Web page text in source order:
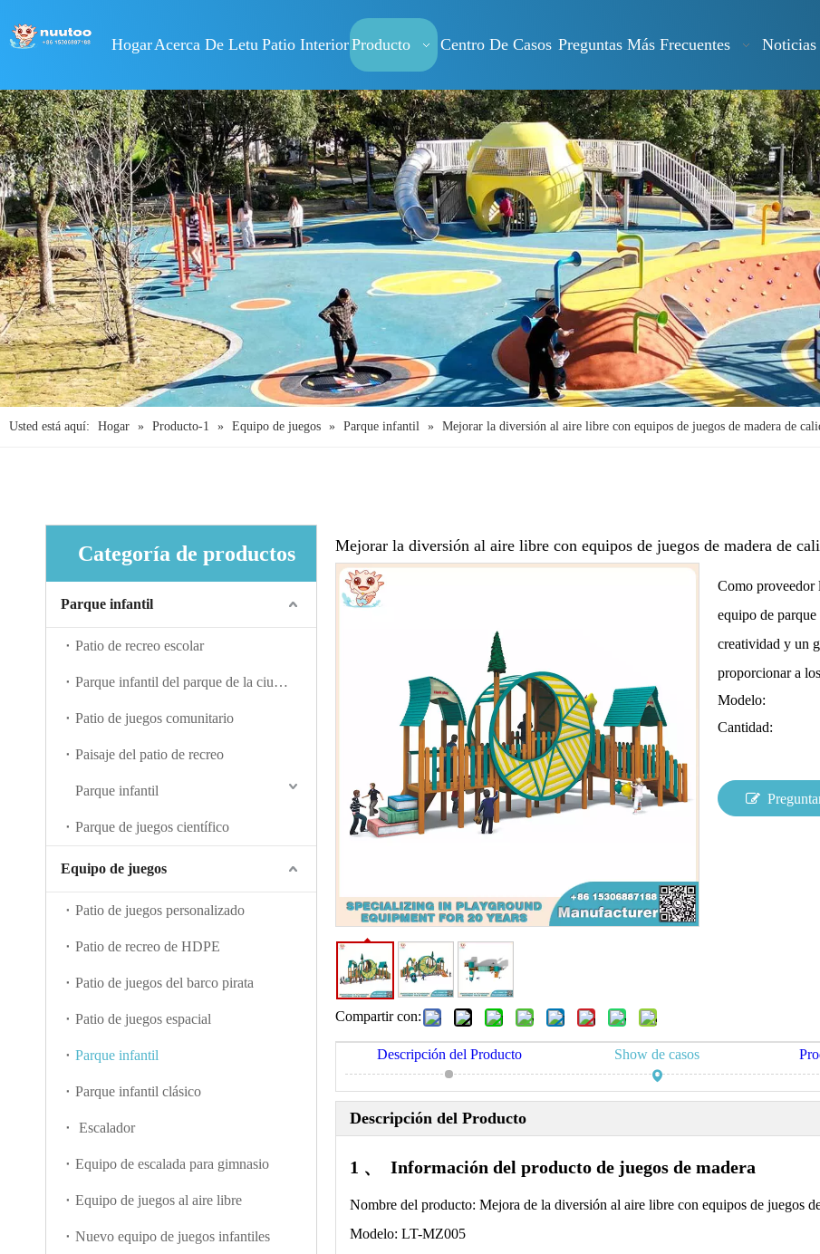
HogarAcerca De Letu Patio InteriorProducto Centro De Casos Preguntas Más Frecuentes Noticias
Usted está aquí: Hogar » Producto-1 » Equipo de juegos » Parque infantil » Mejorar la diversión al aire libre con equipos de juegos de madera de
Categoría de productos
Parque infantil
Patio de recreo escolar
Parque infantil del parque de la ciudad
Patio de juegos comunitario
Paisaje del patio de recreo
Parque infantil
Parque de juegos científico
Equipo de juegos
Patio de juegos personalizado
Patio de recreo de HDPE
Patio de juegos del barco pirata
Patio de juegos espacial
Parque infantil
Parque infantil clásico
Escalador
Equipo de escalada para gimnasio
Equipo de juegos al aire libre
Nuevo equipo de juegos infantiles
Mejorar la diversión al aire libre con equipos de juegos de madera de
Compartir con:
Como proveedor
equipo de
creatividad y un
proporcionar a
Modelo:
Cantidad:
Descripción del Producto Show de casos
Descripción del Producto
1 、 Información del producto de juegos de madera
Nombre del producto: Mejora de la diversión al aire libre con equipos de juegos
Modelo: LT-MZ005